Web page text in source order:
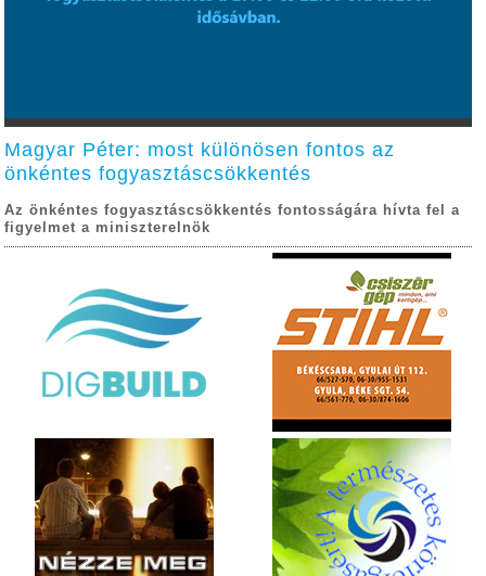
Magyar Péter: most különösen fontos az
önkéntes fogyasztáscsökkentés
Az önkéntes fogyasztáscsökkentés fontosságára hívta fel a
figyelmet a miniszterelnök